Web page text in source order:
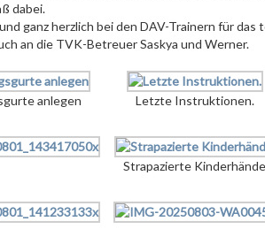
dabei.
ganz herzlich bei den DAV-Trainern für
an die TVK-Betreuer Saskya und Werner.
anlegen Letzte Instruktionen.
Strapazierte Kinderhände